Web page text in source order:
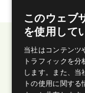
このウェブ
を使用して
当社はコンテンツ
トラフィックを
します。また、当
トの使用に関す